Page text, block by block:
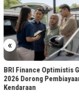
«
BRI Finance Optimistis
2026 Dorong
Kendaraan